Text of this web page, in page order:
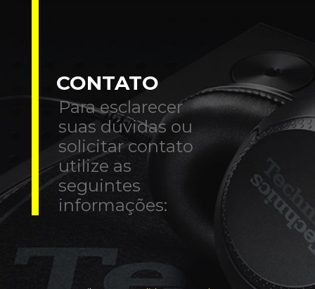
CONTATO
Para esclarecer
suas dúvidas ou
solicitar contato
utilize as
seguintes
informações: